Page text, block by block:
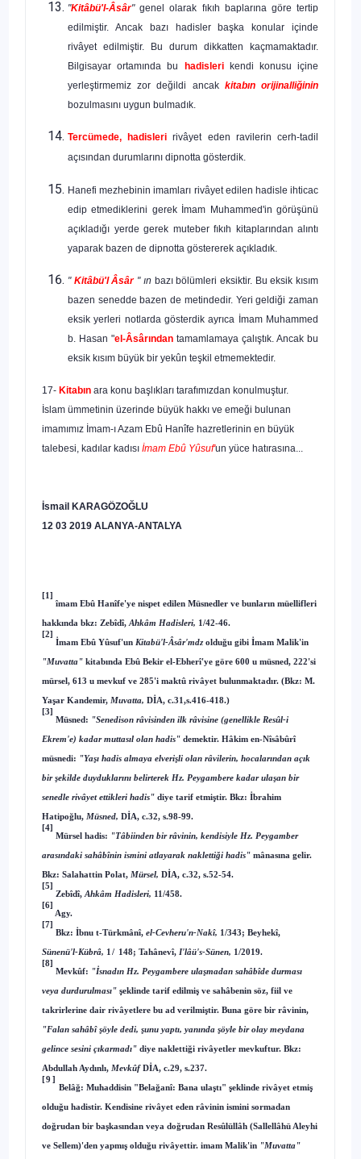
"Kitâbü'l-Âsâr"genel olarak fıkıh baplarına göre tertip
edilmiştir. Ancak bazı hadisler başka konular içinde
rivâyet edilmiştir. Bu durum dikkatten kaçmamaktadır.
Bilgisayar ortamında bu hadisleri kendi konu­su içine
yerleştirmemiz zor değildi ancak kitabın orijinalliğinin
bozulma­sını uygun bulmadık.
Tercümede, hadisleri rivâyet eden ravilerin cerh-tadil
açısından durumlarını dipnotta gösterdik.
Hanefi mezhebinin imamları rivâyet edilen hadisle ihticac
edip etmediklerini gerek İmam Muhammed'in görüşünü
açıkladığı yerde ge­rek muteber fıkıh kitaplarından alıntı
yaparak bazen de dipnotta göstere­rek açıkladık.
" Kitâbü'l Âsâr " ın bazı bölümleri eksiktir. Bu eksik kısım
bazen senedde bazen de metindedir. Yeri geldiği zaman
eksik yerleri notlarda gösterdik ayrıca İmam Muhammed
b. Hasan "el-Âsârından tamamlama­ya çalıştık. Ancak bu
eksik kısım büyük bir yekûn teşkil etmemektedir.
17- Kitabın ara konu başlıkları tarafımızdan konulmuştur.
İslam ümmetinin üzerinde büyük hakkı ve emeği bulunan
imamımız İmam-ı Azam Ebû Hanîfe hazretlerinin en büyük
talebesi, kadılar kadısı İmam Ebû Yûsuf'un yüce hatırasına...
İsmail KARAGÖZOĞLU
12 03 2019 ALANYA-ANTALYA
[1]
îmam Ebû Hanîfe'ye nispet edilen Müsnedler ve bunların müellifleri
hakkında bkz: Zebîdî, Ahkâm Hadisleri, 1/42-46.
[2]
İmam Ebû Yûsuf'un Kitabü'l-Âsâr'mdz olduğu gibi İmam Malik'in
"Muvatta" kitabında Ebû Bekir el-Ebherî'ye göre 600 u müsned, 222'si
mürsel, 613 u mevkuf ve 285'i maktû rivâyet bulunmaktadır. (Bkz: M.
Yaşar Kandemir, Muvatta, DİA, c.31,s.416-418.)
[3]
Müsned: "Senedison râvisinden ilk râvisine (genellikle Resûl-i
Ekrem'e) kadar muttasıl olan hadis" demektir. Hâkim en-Nîsâbûrî
müsnedi: "Yaşı hadis almaya elverişli olan râvilerin, hocalarından açık
bir şekilde duyduklarını belirterek Hz. Peygambere kadar ulaşan bir
senedle rivâyet ettikleri hadis" diye tarif etmiştir. Bkz: İbrahim
Hatipoğlu, Müsned, DİA, c.32, s.98-99.
[4]
Mürsel hadis: "Tâbiinden bir râvinin, kendisiyle Hz. Peygamber
arasındaki sahâbînin ismini atlayarak naklettiği hadis" mânasına gelir.
Bkz: Salahattin Polat, Mürsel, DİA, c.32, s.52-54.
[5]
Zebîdî, Ahkâm Hadisleri, 11/458.
[6]
Agy.
[7]
Bkz: İbnu t-Türkmânî, el-Cevheru'n-Nakî, 1/343; Beyhekî,
Sünenü'l-Kübrâ, 1/ 148; Tahânevî, I'lâü's-Sünen, 1/2019.
[8]
Mevkûf: "İsnadın Hz. Peygambere ulaşmadan sahâbîde durması
veya durdurulması" şeklinde tarif edilmiş ve sahâbenin söz, fiil ve
takrirlerine dair rivâyetlere bu ad verilmiştir. Buna göre bir râvinin,
"Falan sahâbî şöyle dedi, şunu yaptı, yanında şöyle bir olay meydana
gelince sesini çıkarmadı" diye naklettiği rivâyetler mevkuftur. Bkz:
Abdullah Aydınlı, MevkûfDİA, c.29, s.237.
[9]
Belâğ: Muhaddisin "Belağanî: Bana ulaştı" şeklinde rivâyet etmiş
olduğu hadistir. Kendisine rivâyet eden râvinin ismini sormadan
doğrudan bir başkasından veya doğrudan Resûlüllâh (Sallellâhü Aleyhi
ve Sellem)'den yapmış olduğu rivâyettir. imam Malik'in "Muvatta"